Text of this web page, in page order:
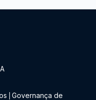
Governança de